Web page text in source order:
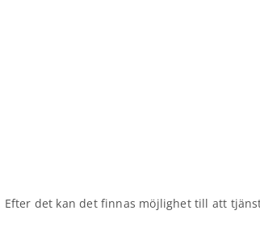
det kan det finnas möjlighet till att